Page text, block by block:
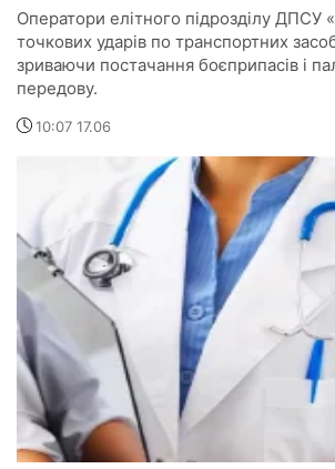
Оператори елітного підрозділу ДПСУ
точкових ударів по транспортних
зриваючи постачання боєприпасів і
передову.
10:07 17.06